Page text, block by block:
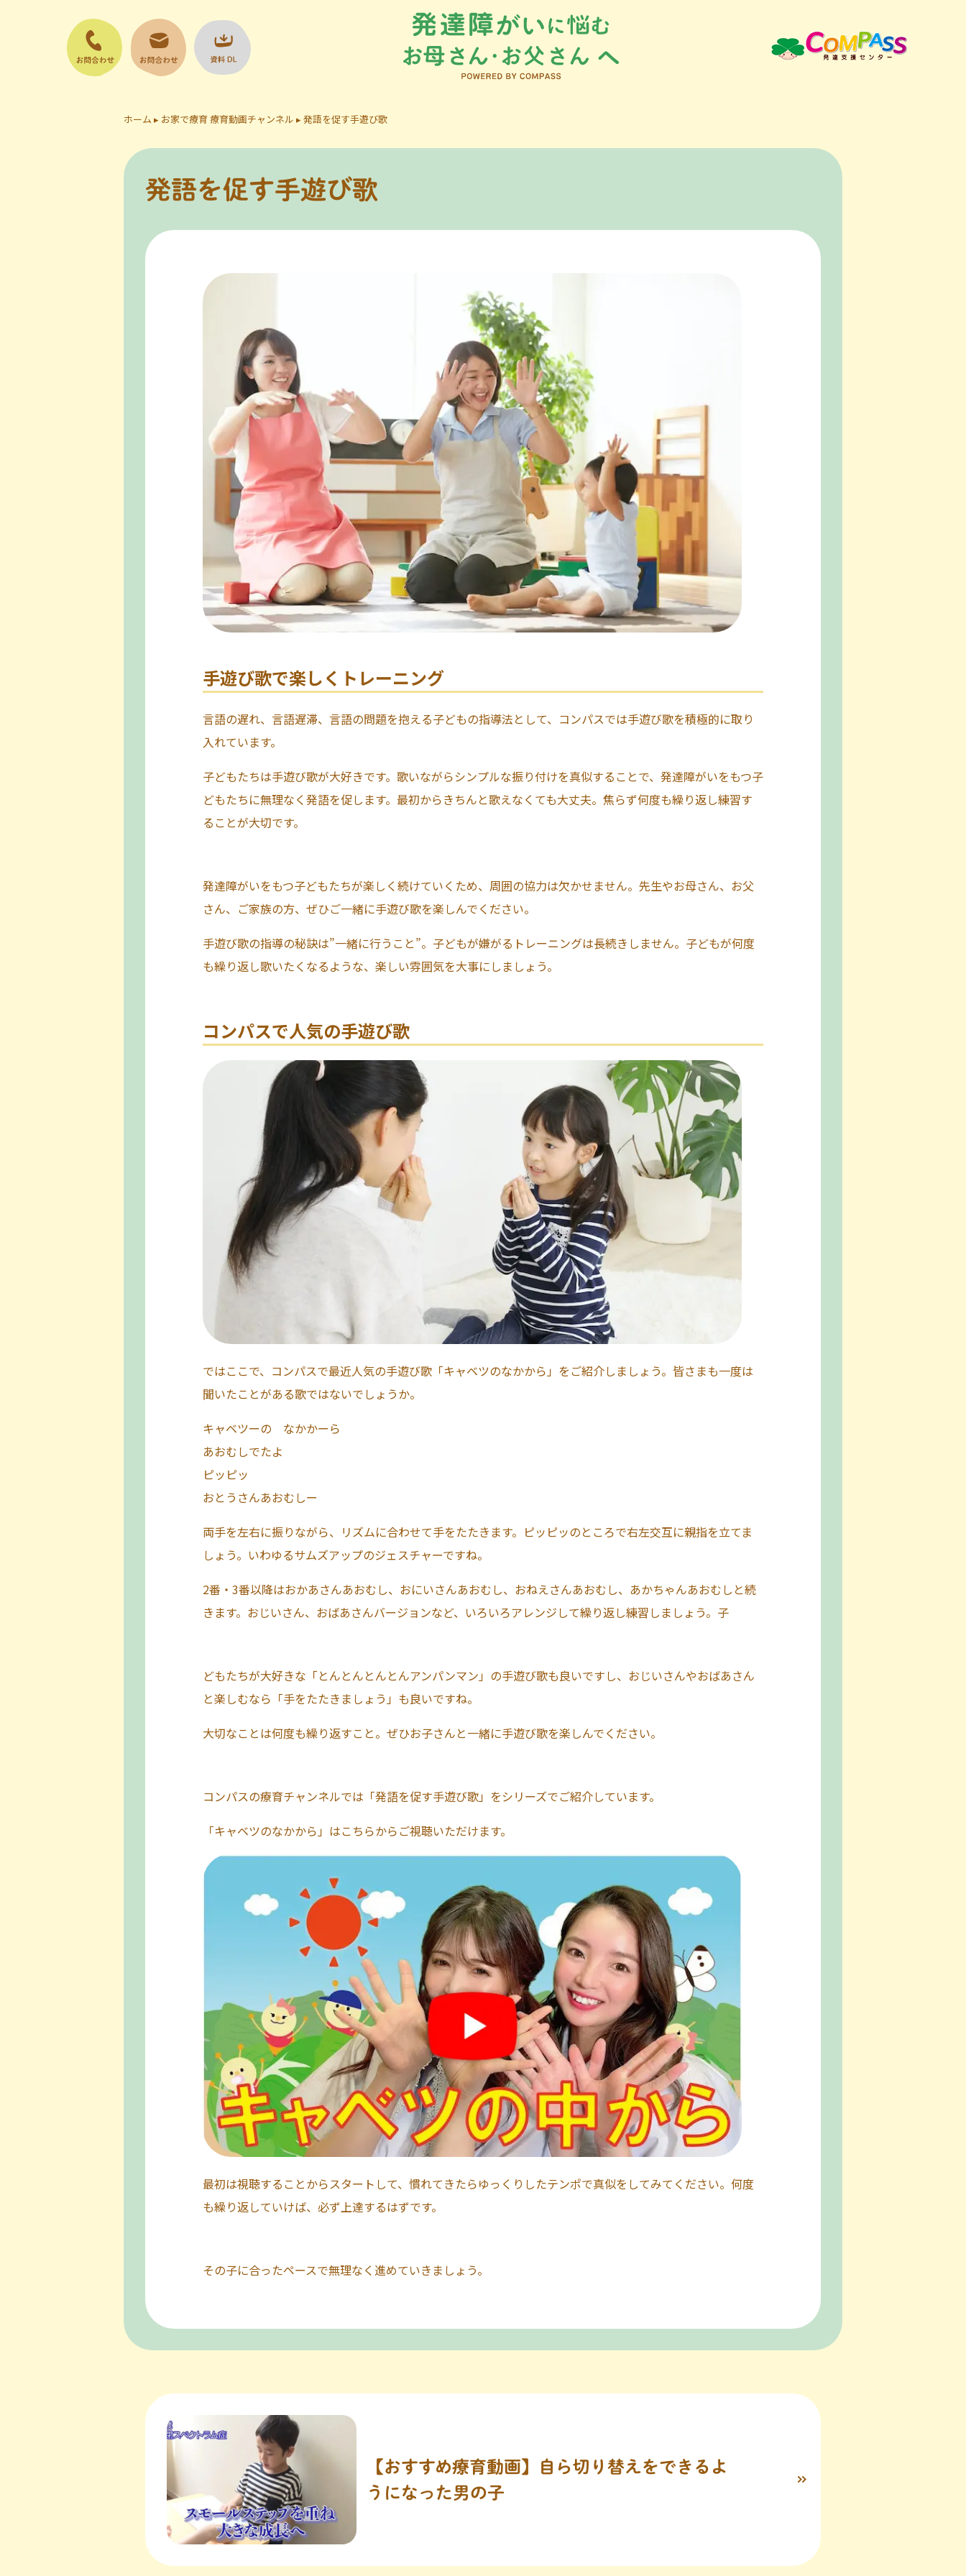
ホーム ▸ お家で療育 療育動画チャンネル ▸ 発語を促す手遊び歌
発語を促す手遊び歌
手遊び歌で楽しくトレーニング
言語の遅れ、言語遅滞、言語の問題を抱える子どもの指導法として、コンパスでは手遊び歌を積極的に取り
入れています。
子どもたちは手遊び歌が大好きです。歌いながらシンプルな振り付けを真似することで、発達障がいをもつ子
どもたちに無理なく発語を促します。最初からきちんと歌えなくても大丈夫。焦らず何度も繰り返し練習す
ることが大切です。
発達障がいをもつ子どもたちが楽しく続けていくため、周囲の協力は欠かせません。先生やお母さん、お父
さん、ご家族の方、ぜひご一緒に手遊び歌を楽しんでください。
手遊び歌の指導の秘訣は”一緒に行うこと”。子どもが嫌がるトレーニングは長続きしません。子どもが何度
も繰り返し歌いたくなるような、楽しい雰囲気を大事にしましょう。
コンパスで人気の手遊び歌
ではここで、コンパスで最近人気の手遊び歌「キャベツのなかから」をご紹介しましょう。皆さまも一度は
聞いたことがある歌ではないでしょうか。
キャベツーの なかかーら
あおむしでたよ
ピッピッ
おとうさんあおむしー
両手を左右に振りながら、リズムに合わせて手をたたきます。ピッピッのところで右左交互に親指を立てま
しょう。いわゆるサムズアップのジェスチャーですね。
2番・3番以降はおかあさんあおむし、おにいさんあおむし、おねえさんあおむし、あかちゃんあおむしと続
きます。おじいさん、おばあさんバージョンなど、いろいろアレンジして繰り返し練習しましょう。子
どもたちが大好きな「とんとんとんとんアンパンマン」の手遊び歌も良いですし、おじいさんやおばあさん
と楽しむなら「手をたたきましょう」も良いですね。
大切なことは何度も繰り返すこと。ぜひお子さんと一緒に手遊び歌を楽しんでください。
コンパスの療育チャンネルでは「発語を促す手遊び歌」をシリーズでご紹介しています。
「キャベツのなかから」はこちらからご視聴いただけます。
最初は視聴することからスタートして、慣れてきたらゆっくりしたテンポで真似をしてみてください。何度
も繰り返していけば、必ず上達するはずです。
その子に合ったペースで無理なく進めていきましょう。
【おすすめ療育動画】自ら切り替えをできるよ
うになった男の子